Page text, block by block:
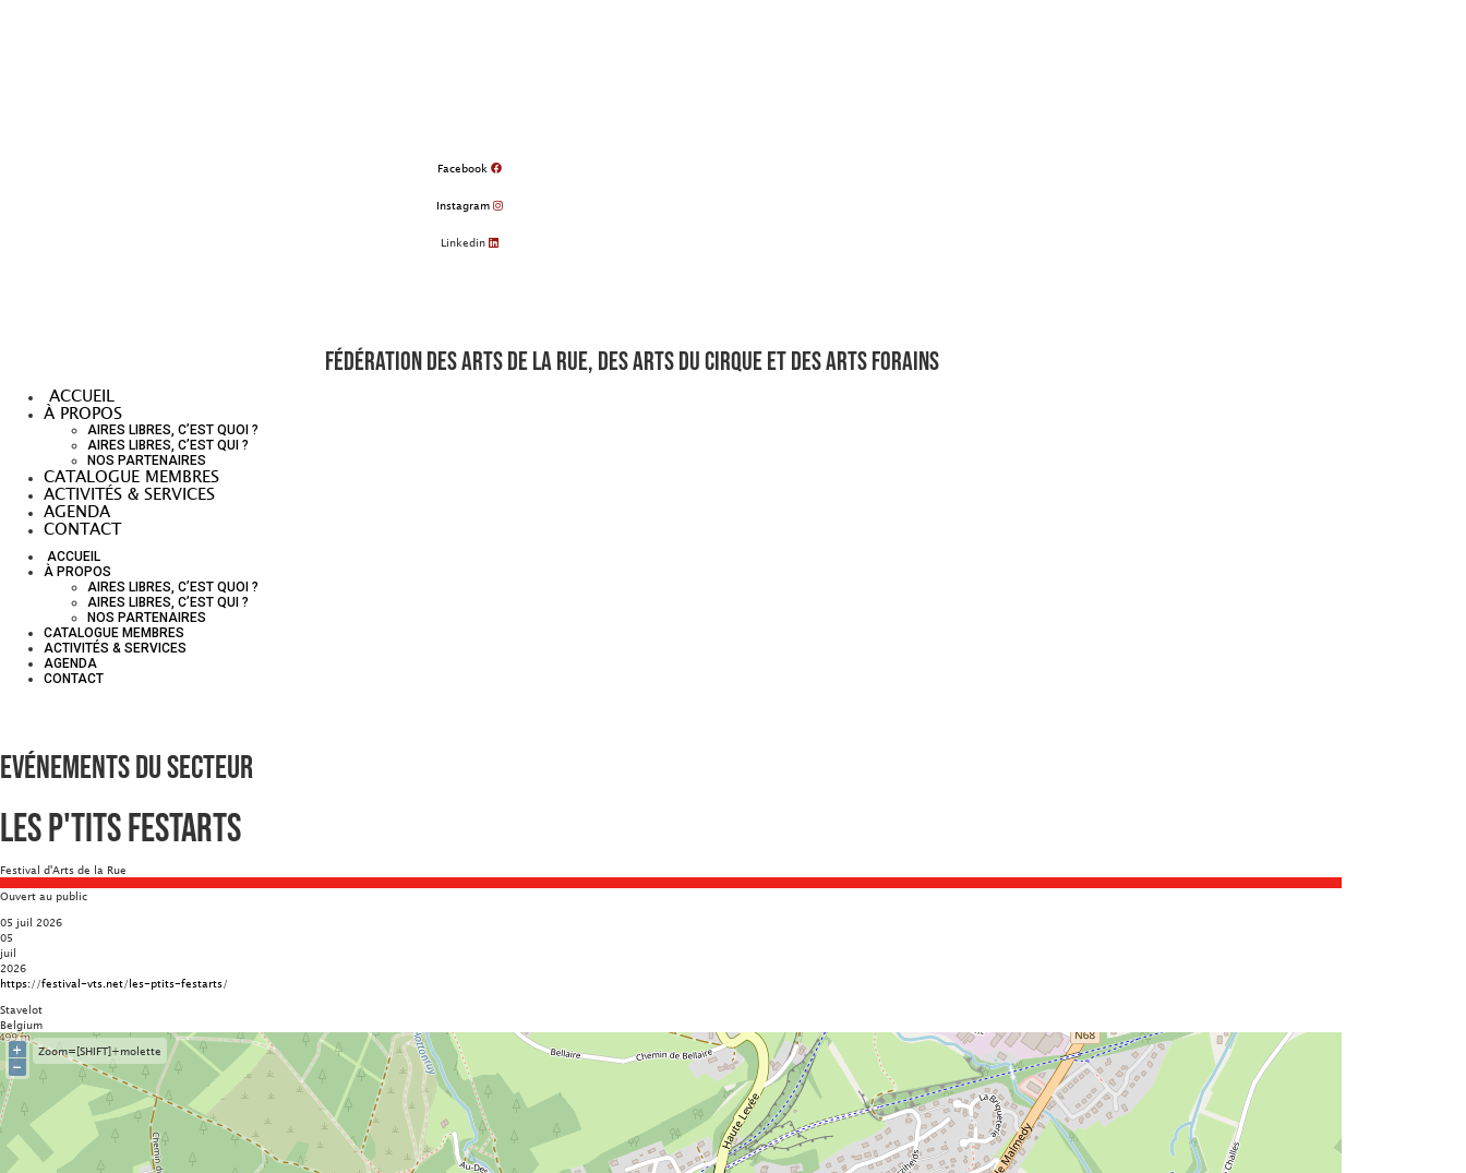
Facebook
Instagram
Linkedin
Fédération des arts de la rue, des arts du cirque et des arts forains
ACCUEIL
À PROPOS
AIRES LIBRES, C’EST QUOI ?
AIRES LIBRES, C’EST QUI ?
NOS PARTENAIRES
CATALOGUE MEMBRES
ACTIVITÉS & SERVICES
AGENDA
CONTACT
ACCUEIL
À PROPOS
AIRES LIBRES, C’EST QUOI ?
AIRES LIBRES, C’EST QUI ?
NOS PARTENAIRES
CATALOGUE MEMBRES
ACTIVITÉS & SERVICES
AGENDA
CONTACT
Evénements du secteur
Les P'tits Festarts
Festival d'Arts de la Rue
Ouvert au public
05 juil 2026
05
juil
2026
https://festival-vts.net/les-ptits-festarts/
Stavelot
Belgium
Zoom=[SHIFT]+molette
+
−